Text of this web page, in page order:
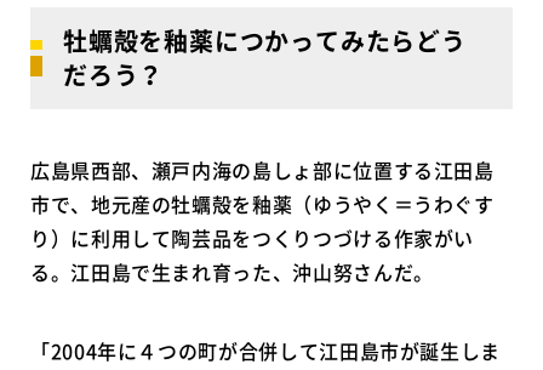
牡蠣殻を釉薬につかってみたらどう
だろう？
広島県西部、瀬戸内海の島しょ部に位置する江田島
市で、地元産の牡蠣殻を釉薬（ゆうやく＝うわぐす
り）に利用して陶芸品をつくりつづける作家がい
る。江田島で生まれ育った、沖山努さんだ。
「2004年に４つの町が合併して江田島市が誕生しま